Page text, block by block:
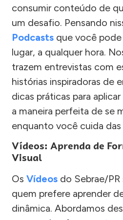
consumir conteúdo de
um desafio. Pensando
Podcasts que você
lugar, a qualquer hora.
trazem entrevistas com
histórias inspiradoras de
dicas práticas para
a maneira perfeita de se
enquanto você cuida das
Vídeos: Aprenda de
Visual
Os Vídeos do Sebrae/PR
quem prefere aprender
dinâmica. Abordamos